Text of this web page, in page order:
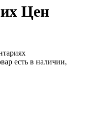
Цен
есть в наличии,